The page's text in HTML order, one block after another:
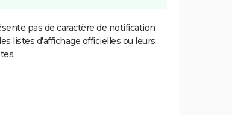
pas de caractère de notification
listes d'affichage officielles ou leurs